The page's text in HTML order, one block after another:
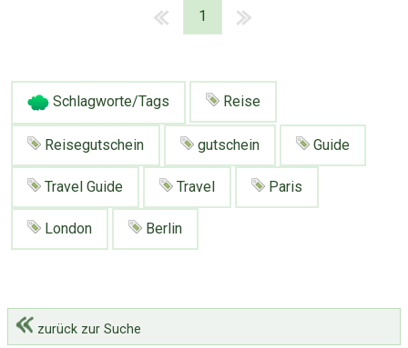
1
Schlagworte/Tags Reise
Reisegutschein gutschein Guide
Travel Guide Travel Paris
London Berlin
zurück zur Suche